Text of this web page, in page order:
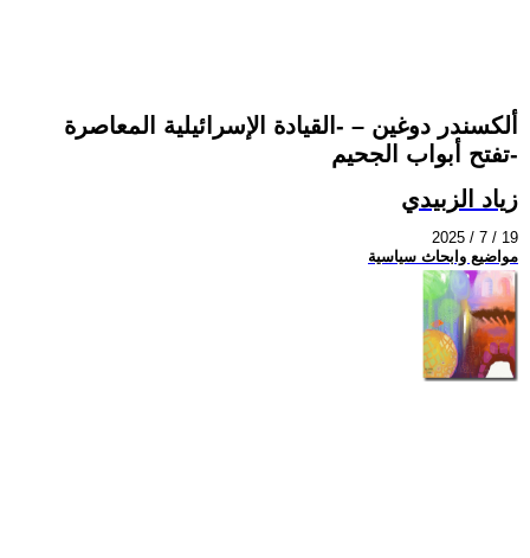
ألكسندر دوغين – -القيادة الإسرائيلية المعاصرة
تفتح أبواب الجحيم-
زياد الزبيدي
2025 / 7 / 19
مواضيع وابحاث سياسية